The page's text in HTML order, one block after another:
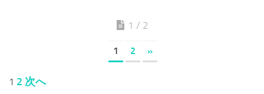
1 / 2
1 2 »
投
1 2 次へ